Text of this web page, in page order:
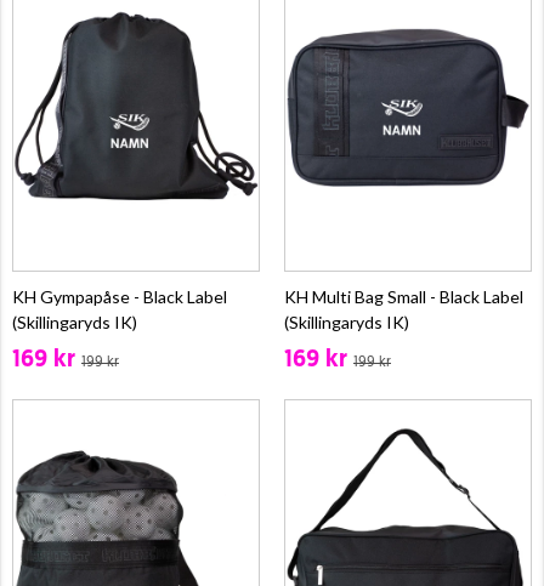
KH Gympapåse - Black Label
(Skillingaryds IK)
169 kr 199 kr
KH Multi Bag Small - Black Label
(Skillingaryds IK)
169 kr 199 kr